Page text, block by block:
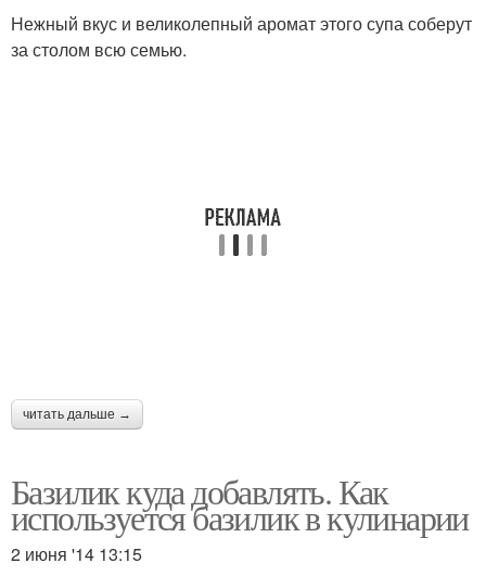
Нежный вкус и великолепный аромат этого супа соберут
за столом всю семью.
читать дальше →
Базилик куда добавлять. Как
используется базилик в кулинарии
2 июня '14 13:15